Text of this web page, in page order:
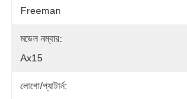
Freeman
মডেল নম্বার:
Ax15
লোগো/প্যাটার্ন: